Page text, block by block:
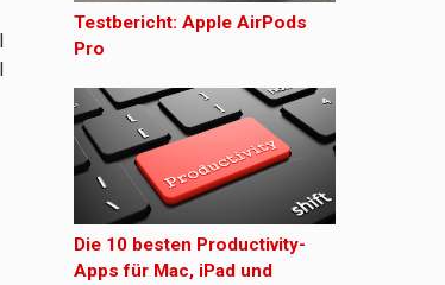
Testbericht: Apple AirPods
Pro
Die 10 besten Productivity-
Apps für Mac, iPad und